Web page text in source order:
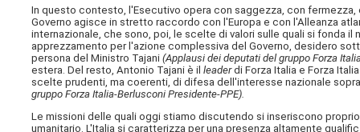
In questo contesto, l'Esecutivo opera con saggezza, con
Governo agisce in stretto raccordo con l'Europa e con l'Alleanza
internazionale, che sono, poi, le scelte di valori sulle quali si fonda
apprezzamento per l'azione complessiva del Governo, desidero
persona del Ministro Tajani(Applausi dei deputati del gruppo Forza
estera. Del resto, Antonio Tajani è illeaderdi Forza Italia e Forza
scelte prudenti, ma coerenti, di difesa dell'interesse nazionale
gruppo Forza Italia-Berlusconi Presidente-PPE).
Le missioni delle quali oggi stiamo discutendo si inseriscono
umanitario. L'Italia si caratterizza per una presenza altamente